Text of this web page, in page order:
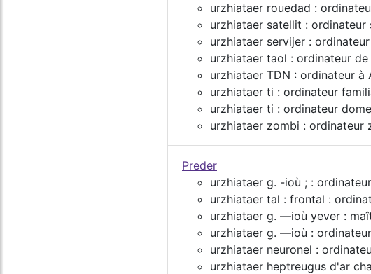
urzhiataer rouedad :
urzhiataer satellit : ordinateur
urzhiataer servijer :
urzhiataer taol : ordinateur de
urzhiataer TDN : ordinateur à
urzhiataer ti : ordinateur
urzhiataer ti : ordinateur
urzhiataer zombi : ordinateur
Preder
urzhiataer g. -ioù ; : ordinateur
urzhiataer tal : frontal :
urzhiataer g. ―ioù yever :
urzhiataer g. ―ioù : ordinateur
urzhiataer neuronel :
urzhiataer heptreugus d'ar